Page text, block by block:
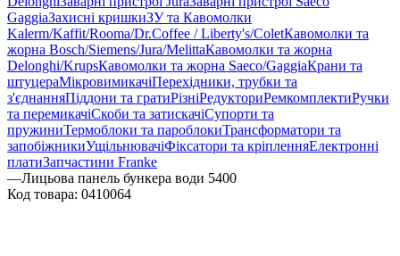
GaggiaЗахисні кришкиЗУ та Кавомолки
Kalerm/Kaffit/Rooma/Dr.Coffee / Liberty's/ColetКавомолки та
жорна Bosch/Siemens/Jura/MelittaКавомолки та жорна
Delonghi/KrupsКавомолки та жорна Saeco/GaggiaКрани та
штуцераМікровимикачіПерехідники, трубки та
з'єднанняПіддони та гратиРізніРедукториРемкомплектиРучки
та перемикачіСкоби та затискачіСупорти та
пружиниТермоблоки та пароблокиТрансформатори та
запобіжникиУщільнювачіФіксатори та кріпленняЕлектронні
платиЗапчастини Franke
—Лицьова панель бункера води 5400
Код товара: 0410064